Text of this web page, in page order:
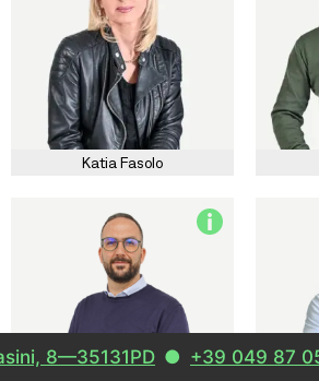
Katia Fasolo
● +39 049 87 05 980 ●